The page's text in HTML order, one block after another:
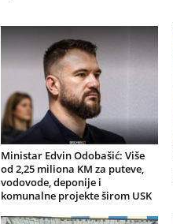
Ministar Edvin Odobašić: Više
od 2,25 miliona KM za puteve,
vodovode, deponije i
komunalne projekte širom USK